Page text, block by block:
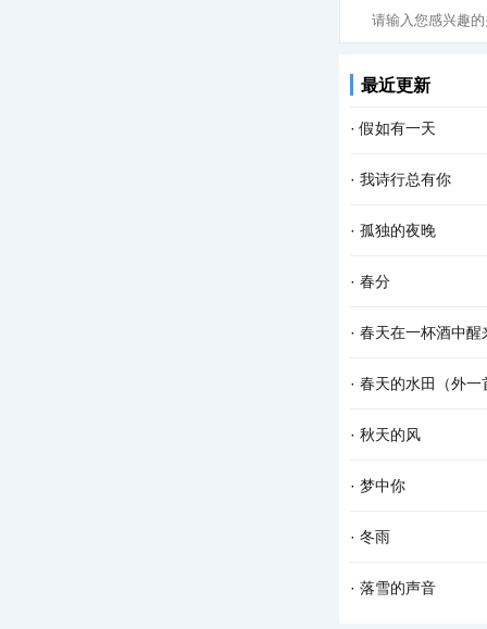
最近更新
·假如有一天
假如有一天， 我变
成了一场雨， 我会
· 我诗行总有你
还是喜欢清晨醒来
爱的默契 寻找从云
· 孤独的夜晚
这个夜晚我又孤独
我仿佛看见了 依稀
· 春分
春分 一位季节的仙
的种子 一种力量在
· 春天在一杯酒中醒
杯斟满，等一场空
弹琴的人 风在弦上
· 春天的水田（外一
春天的水田里， 禾
的婆婆纳草。 幸运
· 秋天的风
秋天的风 相对于夏
寥 秋天的风宛如一
· 梦中你
在梦中 我乘风驾云
季的火红 你低头时
· 冬雨
撑着一把花蓝伞 走
· 落雪的声音